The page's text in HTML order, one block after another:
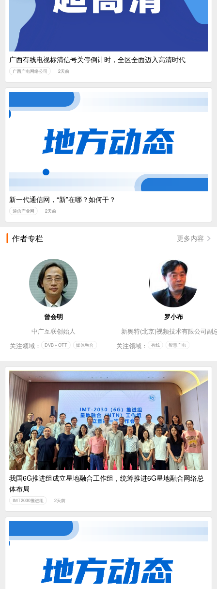
广西有线电视标清信号关停倒计时，全区全面迈入高清时代
广西广电网络公司 2天前
新一代通信网，“新”在哪？如何干？
通信产业网 2天前
作者专栏 更多内容
曾会明
中广互联创始人
关注领域：
DVB＋OTT 媒体融合
罗小布
新奥特(北京)视频技术有限公司副
关注领域：
有线 智慧广电
我国6G推进组成立星地融合工作组，统筹推进6G星地融合网络总
体布局
IMT2030推进组 2天前